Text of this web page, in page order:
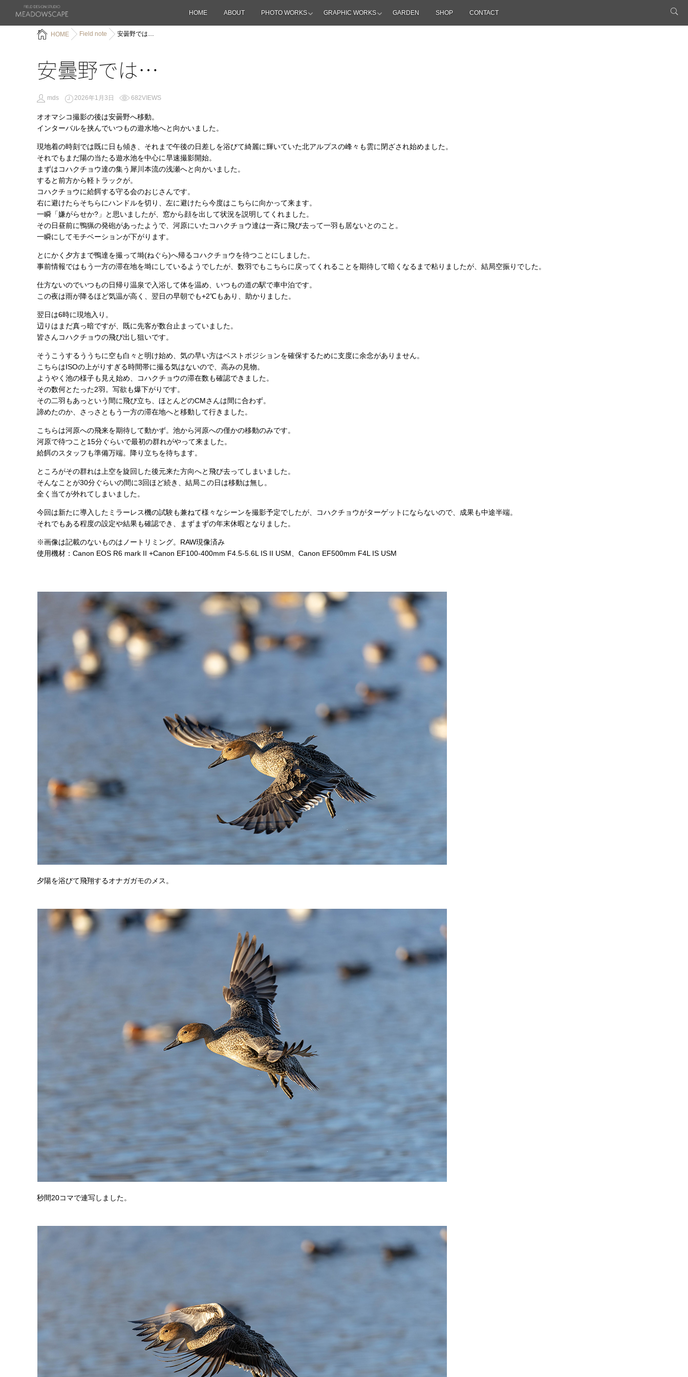
HOME ABOUT PHOTO WORKS GRAPHIC WORKS GARDEN SHOP CONTACT
HOME Field note 安曇野では…
安曇野では…
mds 2026年1月3日 682VIEWS
オオマシコ撮影の後は安曇野へ移動。
インターバルを挟んでいつもの遊水地へと向かいました。
現地着の時刻では既に日も傾き、それまで午後の日差しを浴びて綺麗に輝いていた北アルプスの峰々も雲に閉ざされ始めました。
それでもまだ陽の当たる遊水池を中心に早速撮影開始。
まずはコハクチョウ達の集う犀川本流の浅瀬へと向かいました。
すると前方から軽トラックが。
コハクチョウに給餌する守る会のおじさんです。
右に避けたらそちらにハンドルを切り、左に避けたら今度はこちらに向かって来ます。
一瞬「嫌がらせか?」と思いましたが、窓から顔を出して状況を説明してくれました。
その日昼前に鴨猟の発砲があったようで、河原にいたコハクチョウ達は一斉に飛び去って一羽も居ないとのこと。
一瞬にしてモチベーションが下がります。
とにかく夕方まで鴨達を撮って塒(ねぐら)へ帰るコハクチョウを待つことにしました。
事前情報ではもう一方の滞在地を塒にしているようでしたが、数羽でもこちらに戻ってくれることを期待して暗くなるまで粘りましたが、結局空振りでした。
仕方ないのでいつもの日帰り温泉で入浴して体を温め、いつもの道の駅で車中泊です。
この夜は雨が降るほど気温が高く、翌日の早朝でも+2℃もあり、助かりました。
翌日は6時に現地入り。
辺りはまだ真っ暗ですが、既に先客が数台止まっていました。
皆さんコハクチョウの飛び出し狙いです。
そうこうするううちに空も白々と明け始め、気の早い方はベストポジションを確保するために支度に余念がありません。
こちらはISOの上がりすぎる時間帯に撮る気はないので、高みの見物。
ようやく池の様子も見え始め、コハクチョウの滞在数も確認できました。
その数何とたった2羽。写欲も爆下がりです。
その二羽もあっという間に飛び立ち、ほとんどのCMさんは間に合わず。
諦めたのか、さっさともう一方の滞在地へと移動して行きました。
こちらは河原への飛来を期待して動かず。池から河原への僅かの移動のみです。
河原で待つこと15分ぐらいで最初の群れがやって来ました。
給餌のスタッフも準備万端。降り立ちを待ちます。
ところがその群れは上空を旋回した後元来た方向へと飛び去ってしまいました。
そんなことが30分ぐらいの間に3回ほど続き、結局この日は移動は無し。
全く当てが外れてしまいました。
今回は新たに導入したミラーレス機の試験も兼ねて様々なシーンを撮影予定でしたが、コハクチョウがターゲットにならないので、成果も中途半端。
それでもある程度の設定や結果も確認でき、まずまずの年末休暇となりました。
※画像は記載のないものはノートリミング。RAW現像済み
使用機材：Canon EOS R6 mark II +Canon EF100-400mm F4.5-5.6L IS II USM、Canon EF500mm F4L IS USM
夕陽を浴びて飛翔するオナガガモのメス。
秒間20コマで連写しました。